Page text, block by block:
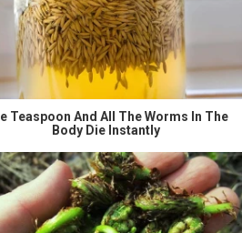
Teaspoon And All The Worms In The
Body Die Instantly